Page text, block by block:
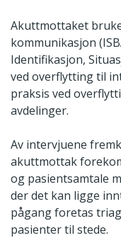
Akuttmottaket
kommunikasjon
Identifikasjon,
ved overflytting til
praksis ved
avdelinger.
Av intervjuene
akuttmottak
og pasientsamtale
der det kan ligge
pågang foretas
pasienter til stede.